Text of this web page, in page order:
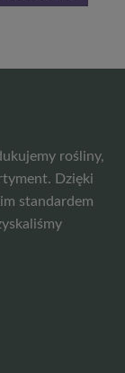
rośliny,
Dzięki
standardem